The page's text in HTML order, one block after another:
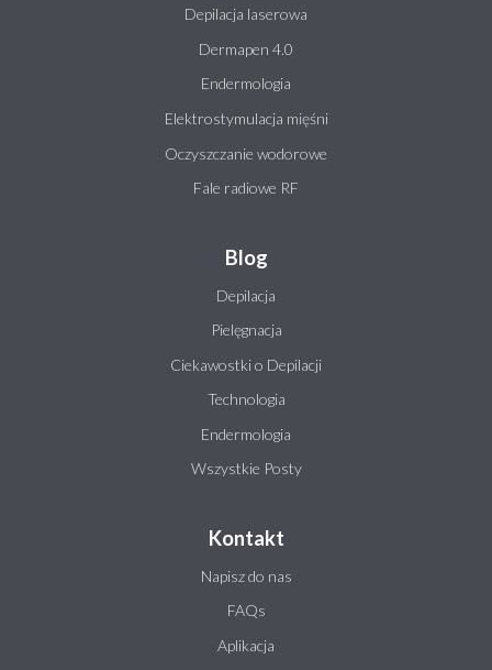
Depilacja laserowa
Dermapen 4.0
Endermologia
Elektrostymulacja mięśni
Oczyszczanie wodorowe
Fale radiowe RF
Blog
Depilacja
Pielęgnacja
Ciekawostki o Depilacji
Technologia
Endermologia
Wszystkie Posty
Kontakt
Napisz do nas
FAQs
Aplikacja